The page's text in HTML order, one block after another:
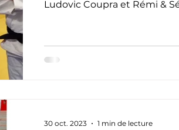
Ludovic Coupra et Rémi &
30 oct. 2023 1 min de lecture